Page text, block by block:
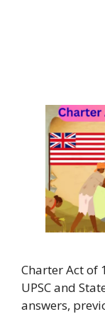
Charter Act of
UPSC and
answers,